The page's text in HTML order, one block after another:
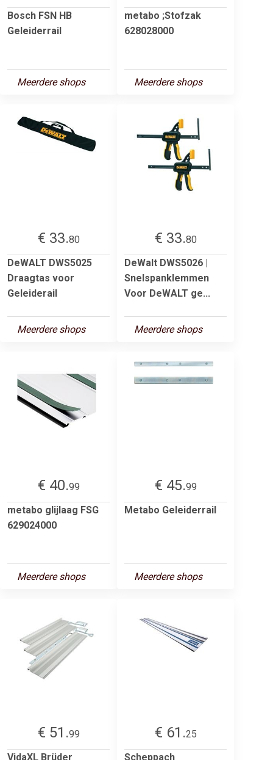
Bosch FSN HB
Geleiderrail
Meerdere shops
metabo ;Stofzak
628028000
Meerdere shops
€ 33.80
DeWALT DWS5025
Draagtas voor
Geleiderail
Meerdere shops
€ 33.80
DeWalt DWS5026 |
Snelspanklemmen
Voor DeWALT ge...
Meerdere shops
€ 40.99
metabo glijlaag FSG
629024000
Meerdere shops
€ 45.99
Metabo Geleiderrail
Meerdere shops
€ 51.99
VidaXL Brüder
€ 61.25
Scheppach